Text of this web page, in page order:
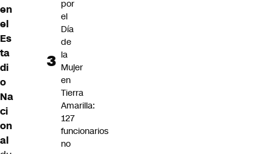
en
el
Es
ta
di
o
Na
ci
on
al
por
el
Día
de
la
Mujer
en
Tierra
Amarilla:
127
funcionarios
no